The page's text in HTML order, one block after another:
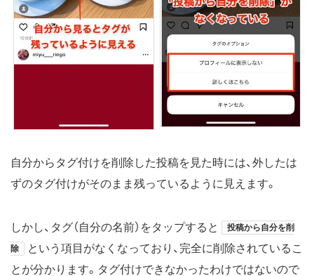
自分からタグ付けを削除した投稿を見た時には、外したは
ずのタグ付けがそのまま残っているように見えます。
しかし、タグ（自分の名前）をタップすると 投稿から自分を削
除
という項目がなくなっており、完全に削除されているこ
とが分かります。タグ付けできなかったわけではないので